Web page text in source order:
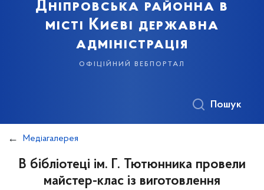
Дніпровська районна в
місті Києві державна
адміністрація
офіційний вебпортал
Пошук
Медіагалерея
В бібліотеці ім. Г. Тютюнника провели
майстер-клас із виготовлення